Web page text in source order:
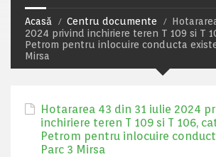
Acasă Centru documente
2024 privind inchiriere teren T 109 si T
Petrom pentru inlocuire conducta
Mirsa
Hotararea 43 din 31 iulie 2024
inchiriere teren T 109 si T 106,
Petrom pentru inlocuire
Parc 3 Mirsa